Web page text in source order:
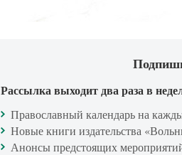
Рассылка выходит два раза в
Православный календарь на
Новые книги издательства
Анонсы предстоящих